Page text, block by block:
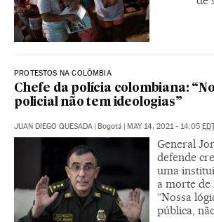
PROTESTOS NA COLÔMBIA
Chefe da polícia colombiana:
policial não tem ideologias”
JUAN DIEGO QUESADA | Bogotá | MAY 14, 2021 - 14:05
General
defende
uma
a morte de
“Nossa
pública,